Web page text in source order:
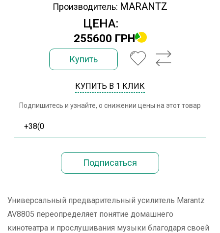
Производитель: MARANTZ
ЦЕНА:
255600 ГРН
Купить
КУПИТЬ В 1 КЛИК
Подпишитесь и узнайте, о снижении цены на этот товар
Универсальный предварительный усилитель Marantz
AV8805 переопределяет понятие домашнего
кинотеатра и прослушивания музыки благодаря своей